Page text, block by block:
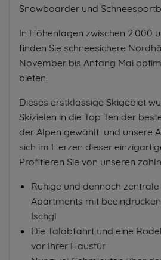
Snowboarder und
In Höhenlagen zwischen 2.000
finden Sie schneesichere
November bis Anfang Mai
bieten.
Dieses erstklassige Skigebiet
Skizielen in die Top Ten der
der Alpen gewählt und unsere
sich im Herzen dieser
Profitieren Sie von unseren
Ruhige und dennoch
Apartments mit
Ischgl
Die Talabfahrt und eine
vor Ihrer Haustür